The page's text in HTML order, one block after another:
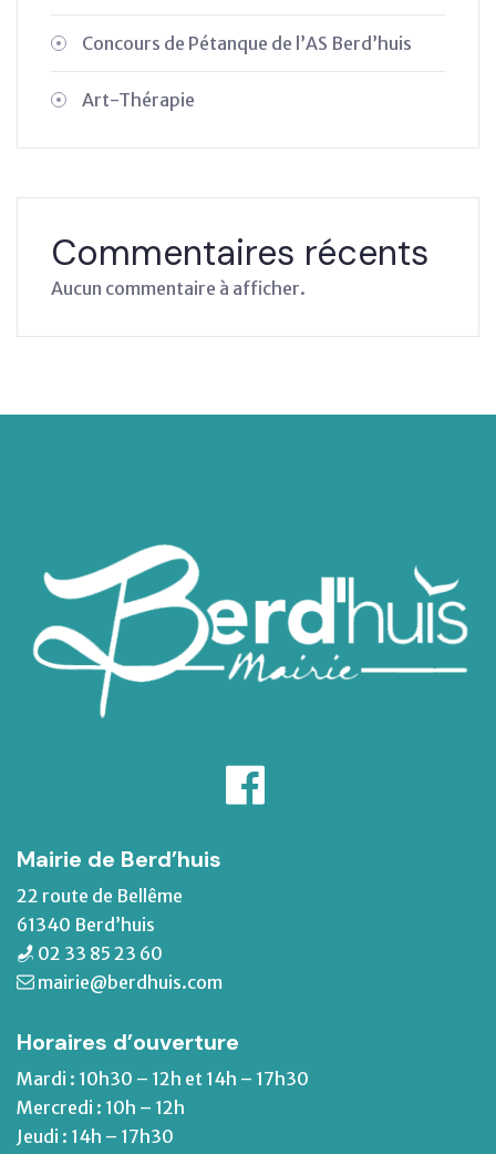
Concours de Pétanque de l’AS Berd’huis
Art-Thérapie
Commentaires récents
Aucun commentaire à afficher.
Mairie de Berd’huis
22 route de Bellême
61340 Berd’huis
02 33 85 23 60
mairie@berdhuis.com
Horaires d’ouverture
Mardi : 10h30 – 12h et 14h – 17h30
Mercredi : 10h – 12h
Jeudi : 14h – 17h30